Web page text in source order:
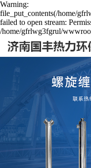
Warning:
file_put_contents(/home/
failed to open stream:
/home/gfrlwg3fgrul/